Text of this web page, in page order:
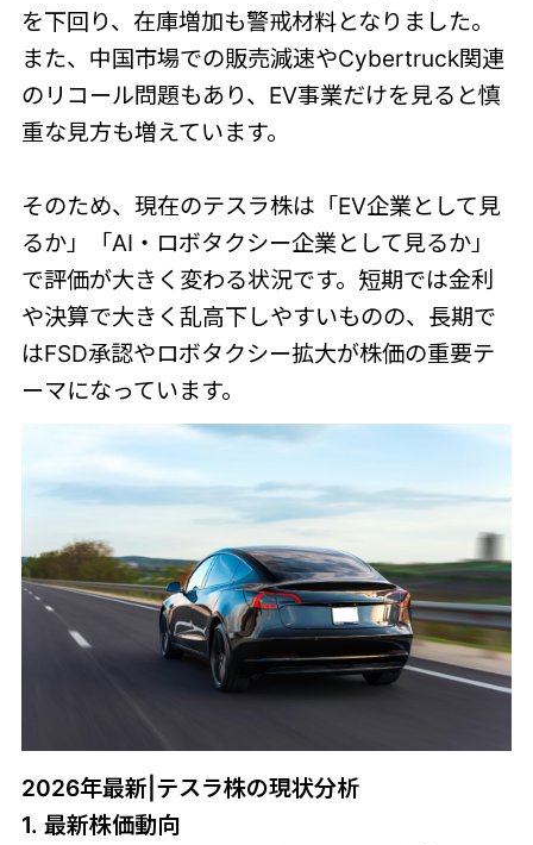
を下回り、在庫増加も警戒材料となりました。
また、中国市場での販売減速やCybertruck関連
のリコール問題もあり、EV事業だけを見ると慎
重な見方も増えています。
そのため、現在のテスラ株は「EV企業として見
るか」「AI・ロボタクシー企業として見るか」
で評価が大きく変わる状況です。短期では金利
や決算で大きく乱高下しやすいものの、長期で
はFSD承認やロボタクシー拡大が株価の重要テ
ーマになっています。
2026年最新|テスラ株の現状分析
1. 最新株価動向